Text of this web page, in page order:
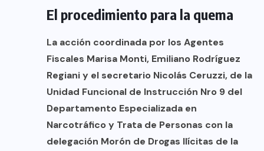
El procedimiento para la quema
La acción coordinada por los Agentes
Fiscales Marisa Monti, Emiliano Rodríguez
Regiani y el secretario Nicolás Ceruzzi, de la
Unidad Funcional de Instrucción Nro 9 del
Departamento Especializada en
Narcotráfico y Trata de Personas con la
delegación Morón de Drogas Ilícitas de la